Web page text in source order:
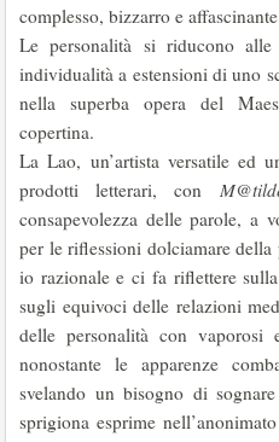
complesso, bizzarro e
Le personalità si riducono
individualità a estensioni di uno
nella superba opera del
copertina.
La Lao, un’artista versatile ed
prodotti letterari, con
consapevolezza delle parole, a
per le riflessioni dolciamare
io razionale e ci fa riflettere
sugli equivoci delle relazioni
delle personalità con
nonostante le apparenze
svelando un bisogno di
sprigiona esprime